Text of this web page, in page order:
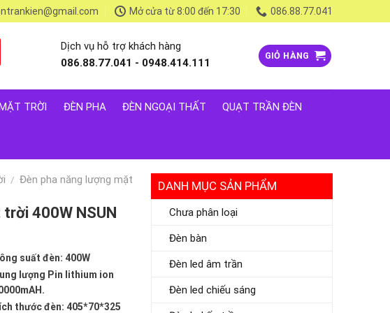
Mở cửa từ 8:00 đến 17:30 086.88.77.041
Dịch vụ hỗ trợ khách hàng
086.88.77.041 - 0948.414.111
GIỎ HÀNG
TRỜI ĐÈN PHA ĐÈN NGOẠI THẤT QUẠT TRẦN ĐÈN
DANH MỤC SẢN PHẨM
Chưa phân loại
Đèn bàn
Đèn led âm trần
Đèn led chiếu sáng
/ Đèn pha năng lượng mặt
400W NSUN
₫.
suất đèn: 400W
lượng Pin lithium ion
thước đèn: 405*70*325